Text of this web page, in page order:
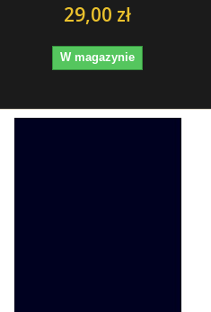
29,00 zł
W magazynie